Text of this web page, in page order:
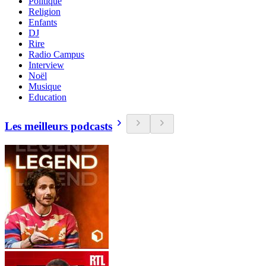
Religion
Enfants
DJ
Rire
Radio Campus
Interview
Noël
Musique
Education
Les meilleurs podcasts